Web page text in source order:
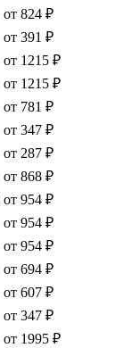
от 824 ₽
от 391 ₽
от 1215 ₽
от 1215 ₽
от 781 ₽
от 347 ₽
от 287 ₽
от 868 ₽
от 954 ₽
от 954 ₽
от 954 ₽
от 694 ₽
от 607 ₽
от 347 ₽
от 1995 ₽